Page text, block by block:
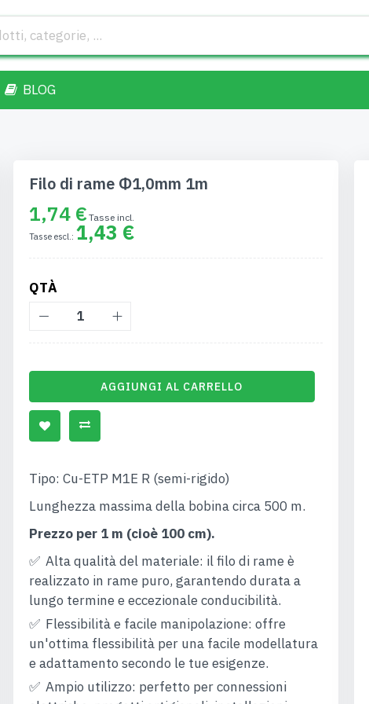
BLOG
Filo di rame Φ1,0mm 1m
1,74 €
1,43 €
QTÀ
AGGIUNGI AL CARRELLO
Tipo: Cu-ETP M1E R (semi-rigido)
Lunghezza massima della bobina circa 500 m.
Prezzo per 1 m (cioè 100 cm).
Alta qualità del materiale: il filo di rame è
realizzato in rame puro, garantendo durata a
lungo termine e eccezionale conducibilità.
Flessibilità e facile manipolazione: offre
un'ottima flessibilità per una facile modellatura
e adattamento secondo le tue esigenze.
Ampio utilizzo: perfetto per connessioni